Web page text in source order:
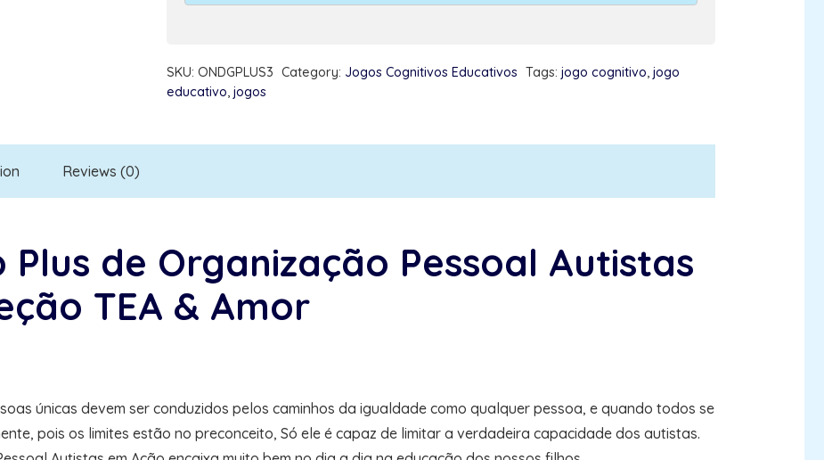
SKU: ONDGPLUS3 Category: Jogos Cognitivos Educativos Tags: jogo cognitivo, jogo
educativo, jogos
Reviews (0)
de Organização Pessoal Autistas
TEA & Amor
únicas devem ser conduzidos pelos caminhos da igualdade como qualquer pessoa, e quando todos se
pois os limites estão no preconceito, Só ele é capaz de limitar a verdadeira capacidade dos autistas.